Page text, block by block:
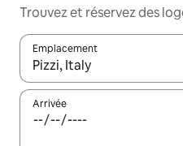
Trouvez et réservez des
Emplacement
Quand les résultats sont
Arrivée